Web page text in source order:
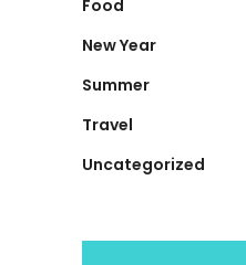
Food
New Year
Summer
Travel
Uncategorized